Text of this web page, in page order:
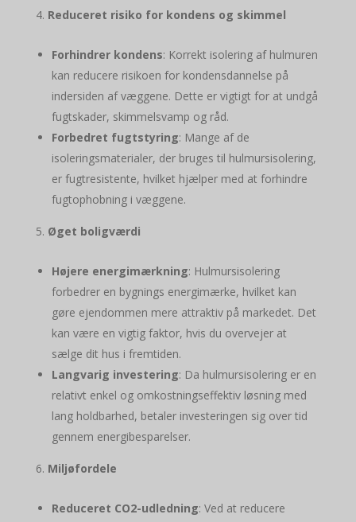
Reduceret risiko for kondens og skimmel
Forhindrer kondens: Korrekt isolering af hulmuren
kan reducere risikoen for kondensdannelse på
indersiden af væggene. Dette er vigtigt for at undgå
fugtskader, skimmelsvamp og råd.
Forbedret fugtstyring: Mange af de
isoleringsmaterialer, der bruges til hulmursisolering,
er fugtresistente, hvilket hjælper med at forhindre
fugtophobning i væggene.
Øget boligværdi
Højere energimærkning: Hulmursisolering
forbedrer en bygnings energimærke, hvilket kan
gøre ejendommen mere attraktiv på markedet. Det
kan være en vigtig faktor, hvis du overvejer at
sælge dit hus i fremtiden.
Langvarig investering: Da hulmursisolering er en
relativt enkel og omkostningseffektiv løsning med
lang holdbarhed, betaler investeringen sig over tid
gennem energibesparelser.
Miljøfordele
Reduceret CO2-udledning: Ved at reducere